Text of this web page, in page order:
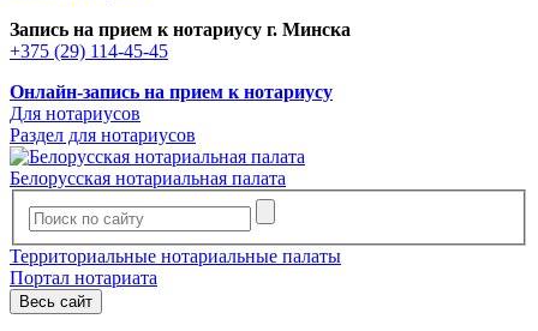
Запись на прием к нотариусу г. Минска
+375 (29) 114-45-45
Онлайн-запись на прием к нотариусу
Для нотариусов
Раздел для нотариусов
Белорусская нотариальная палата
Территориальные нотариальные палаты
Портал нотариата
Весь сайт